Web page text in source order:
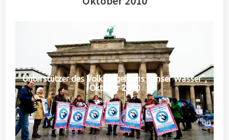
Unterstützer des Volksbegehrens "Unser Wasser",
Oktober 2010